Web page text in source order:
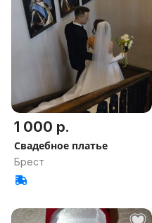
1 000 р.
Свадебное платье
Брест